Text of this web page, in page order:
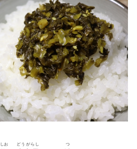
しお どうがらし つ